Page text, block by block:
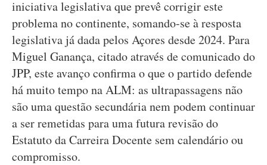
iniciativa legislativa que prevê corrigir este
problema no continente, somando-se à resposta
legislativa já dada pelos Açores desde 2024. Para
Miguel Ganança, citado através de comunicado do
JPP, este avanço confirma o que o partido defende
há muito tempo na ALM: as ultrapassagens não
são uma questão secundária nem podem continuar
a ser remetidas para uma futura revisão do
Estatuto da Carreira Docente sem calendário ou
compromisso.